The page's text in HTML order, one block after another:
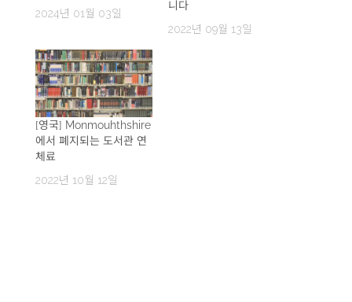
2024년 01월 03일
니다
2022년 09월 13일
[영국] Monmouhthshire
에서 폐지되는 도서관 연
체료
2022년 10월 12일